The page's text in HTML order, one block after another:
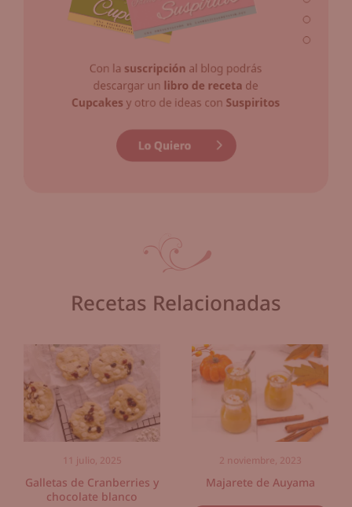
Recetas Relacionadas
11 julio, 2025
Galletas de Cranberries y
chocolate blanco
2 noviembre, 2023
Majarete de Auyama